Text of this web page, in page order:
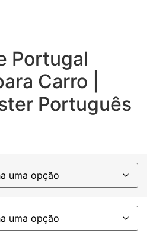
Portugal
Carro |
Português